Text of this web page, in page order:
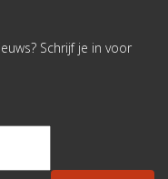
Schrijf je in voor